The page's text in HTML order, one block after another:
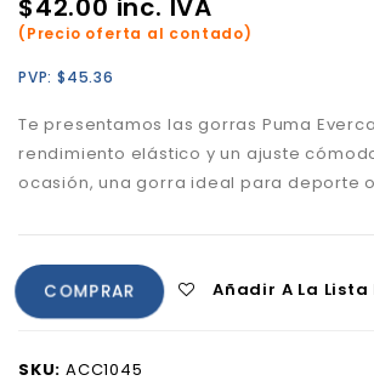
$42.00 inc. IVA
(Precio oferta al contado)
PVP: $45.36
Te presentamos las gorras Puma
rendimiento elástico y un ajuste
ocasión, una gorra ideal para deporte
COMPRAR Añadir A La Lista
SKU: ACC1045